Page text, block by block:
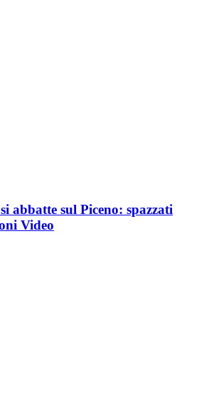
abbatte sul Piceno: spazzati
Video